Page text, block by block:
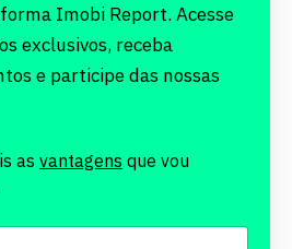
Imobi Report. Acesse
exclusivos, receba
e participe das nossas
as vantagens que vou